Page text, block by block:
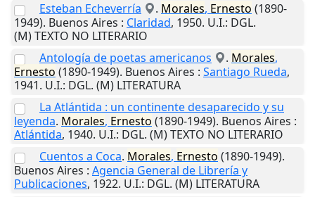
Esteban Echeverría
. Morales, Ernesto (1890-
1949). Buenos Aires : Claridad, 1950. U.I.: DGL.
(M) TEXTO NO LITERARIO
Antología de poetas americanos
. Morales,
Ernesto (1890-1949). Buenos Aires : Santiago Rueda,
1941. U.I.: DGL. (M) LITERATURA
La Atlántida : un continente desaparecido y su
leyenda. Morales, Ernesto (1890-1949). Buenos Aires :
Atlántida, 1940. U.I.: DGL. (M) TEXTO NO LITERARIO
Cuentos a Coca. Morales, Ernesto (1890-1949).
Buenos Aires : Agencia General de Librería y
Publicaciones, 1922. U.I.: DGL. (M) LITERATURA